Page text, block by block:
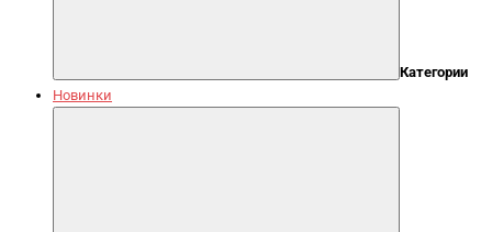
Категории
Новинки